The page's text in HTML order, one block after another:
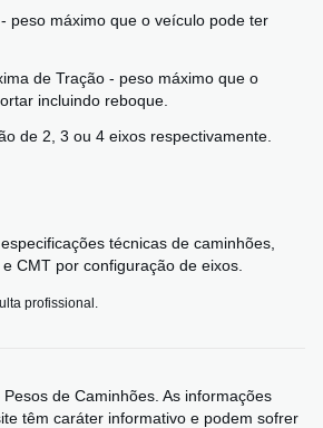
peso máximo que o veículo pode ter
de Tração - peso máximo que o
incluindo reboque.
de 2, 3 ou 4 eixos respectivamente.
técnicas de caminhões,
CMT por configuração de eixos.
profissional.
de Caminhões. As informações
têm caráter informativo e podem sofrer